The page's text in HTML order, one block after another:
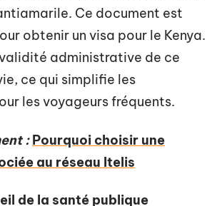
Ce document est
obtenir un visa pour le Kenya.
administrative de ce
ce qui simplifie les
les voyageurs fréquents.
: Pourquoi choisir une
au réseau Itelis
de la santé publique